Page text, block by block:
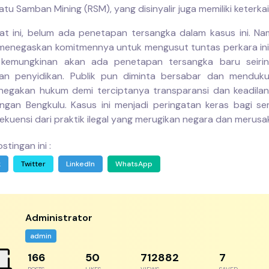
Samban Mining (RSM), yang disinyalir juga memiliki
ini, belum ada penetapan tersangka dalam kasus ini.
komitmennya untuk mengusut tuntas perkara
akan ada penetapan tersangka baru
penyidikan. Publik pun diminta bersabar dan
hukum demi terciptanya transparansi dan
Bengkulu. Kasus ini menjadi peringatan keras bagi
dari praktik ilegal yang merugikan negara dan
ini :
Twitter LinkedIn WhatsApp
Administrator
admin
256 77 1096743 11